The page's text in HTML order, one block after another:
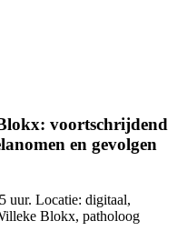
voortschrijdend
en gevolgen
uur. Locatie: digitaal,
Blokx, patholoog